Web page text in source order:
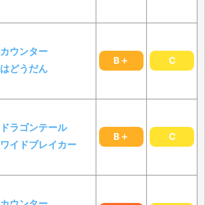
カウンター
はどうだん
B＋ C
ドラゴンテール
ワイドブレイカー
B＋ C